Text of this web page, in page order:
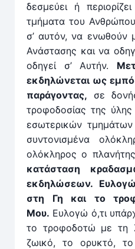
δεσμεύει ή
τμήματα του
σ’ αυτόν, να ενωθούν
Ανάστασης και να
οδηγεί σ’ Αυτήν.
εκδηλώνεται ως
παράγοντας, σε
τροφοδοσίας της
εσωτερικών
συντονισμένα
ολόκληρος ο πλανήτης
κατάσταση
εκδηλώσεων.
στη Γη και το
Μου. Ευλογώ ό,τι
το τροφοδοτώ με
ζωικό, το ορυκτό, το